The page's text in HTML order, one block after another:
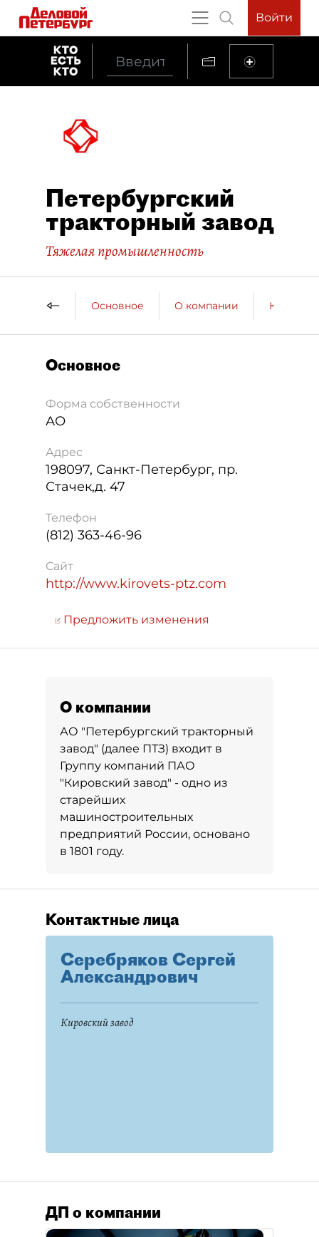
Войти
Петербургский
тракторный завод
Тяжелая промышленность
Основное О компании
Основное
Форма собственности
АО
Адрес
198097, Санкт-Петербург, пр.
Стачек,д. 47
Телефон
(812) 363-46-96
Сайт
http://www.kirovets-ptz.com
Предложить изменения
О компании
АО "Петербургский тракторный
завод" (далее ПТЗ) входит в
Группу компаний ПАО
"Кировский завод" - одно из
старейших
машиностроительных
предприятий России, основано
в 1801 году.
Контактные лица
Серебряков Сергей
Александрович
Кировский завод
ДП о компании